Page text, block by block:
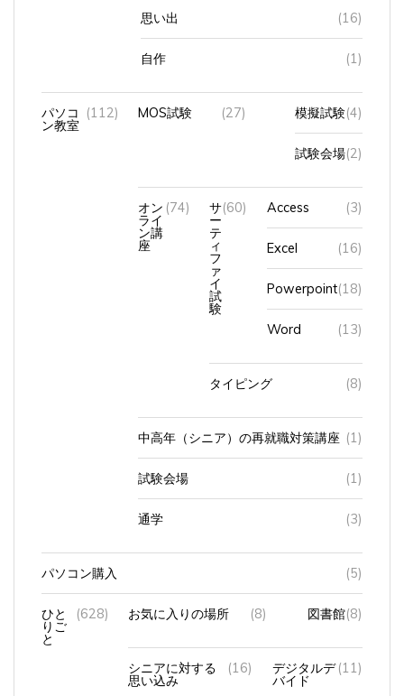
思い出 (16)
自作 (1)
パソコ
ン教室
(112) MOS試験 (27) 模擬試験 (4)
試験会場 (2)
オン
ライ
ン講
座
(74) サ
ー
テ
ィ
フ
ァ
イ
試
験
(60) Access (3)
Excel (16)
Powerpoint (18)
Word (13)
タイピング (8)
中高年（シニア）の再就職対策講座 (1)
試験会場 (1)
通学 (3)
パソコン購入 (5)
ひと
りご
と
(628) お気に入りの場所 (8) 図書館(8)
シニアに対する
思い込み
(16) デジタルデ
バイド
(11)